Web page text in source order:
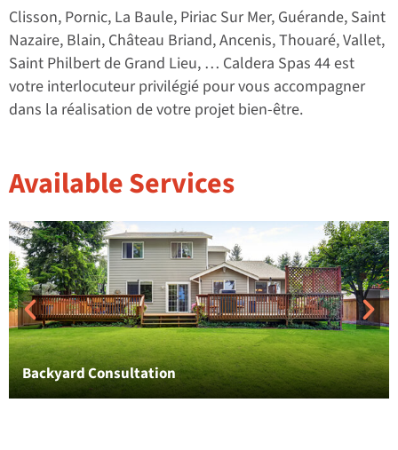
Clisson, Pornic, La Baule, Piriac Sur Mer, Guérande, Saint
Nazaire, Blain, Château Briand, Ancenis, Thouaré, Vallet,
Saint Philbert de Grand Lieu, … Caldera Spas 44 est
votre interlocuteur privilégié pour vous accompagner
dans la réalisation de votre projet bien-être.
Available Services
Backyard Consultation